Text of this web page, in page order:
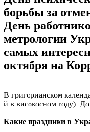
борьбы за
День
метрологии
самых
октября на
В григорианском
й в високосном году). До
Какие праздники в